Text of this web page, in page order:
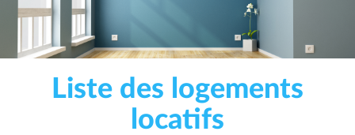
Liste des logements
locatifs